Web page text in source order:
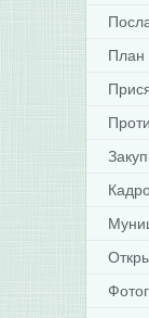
План